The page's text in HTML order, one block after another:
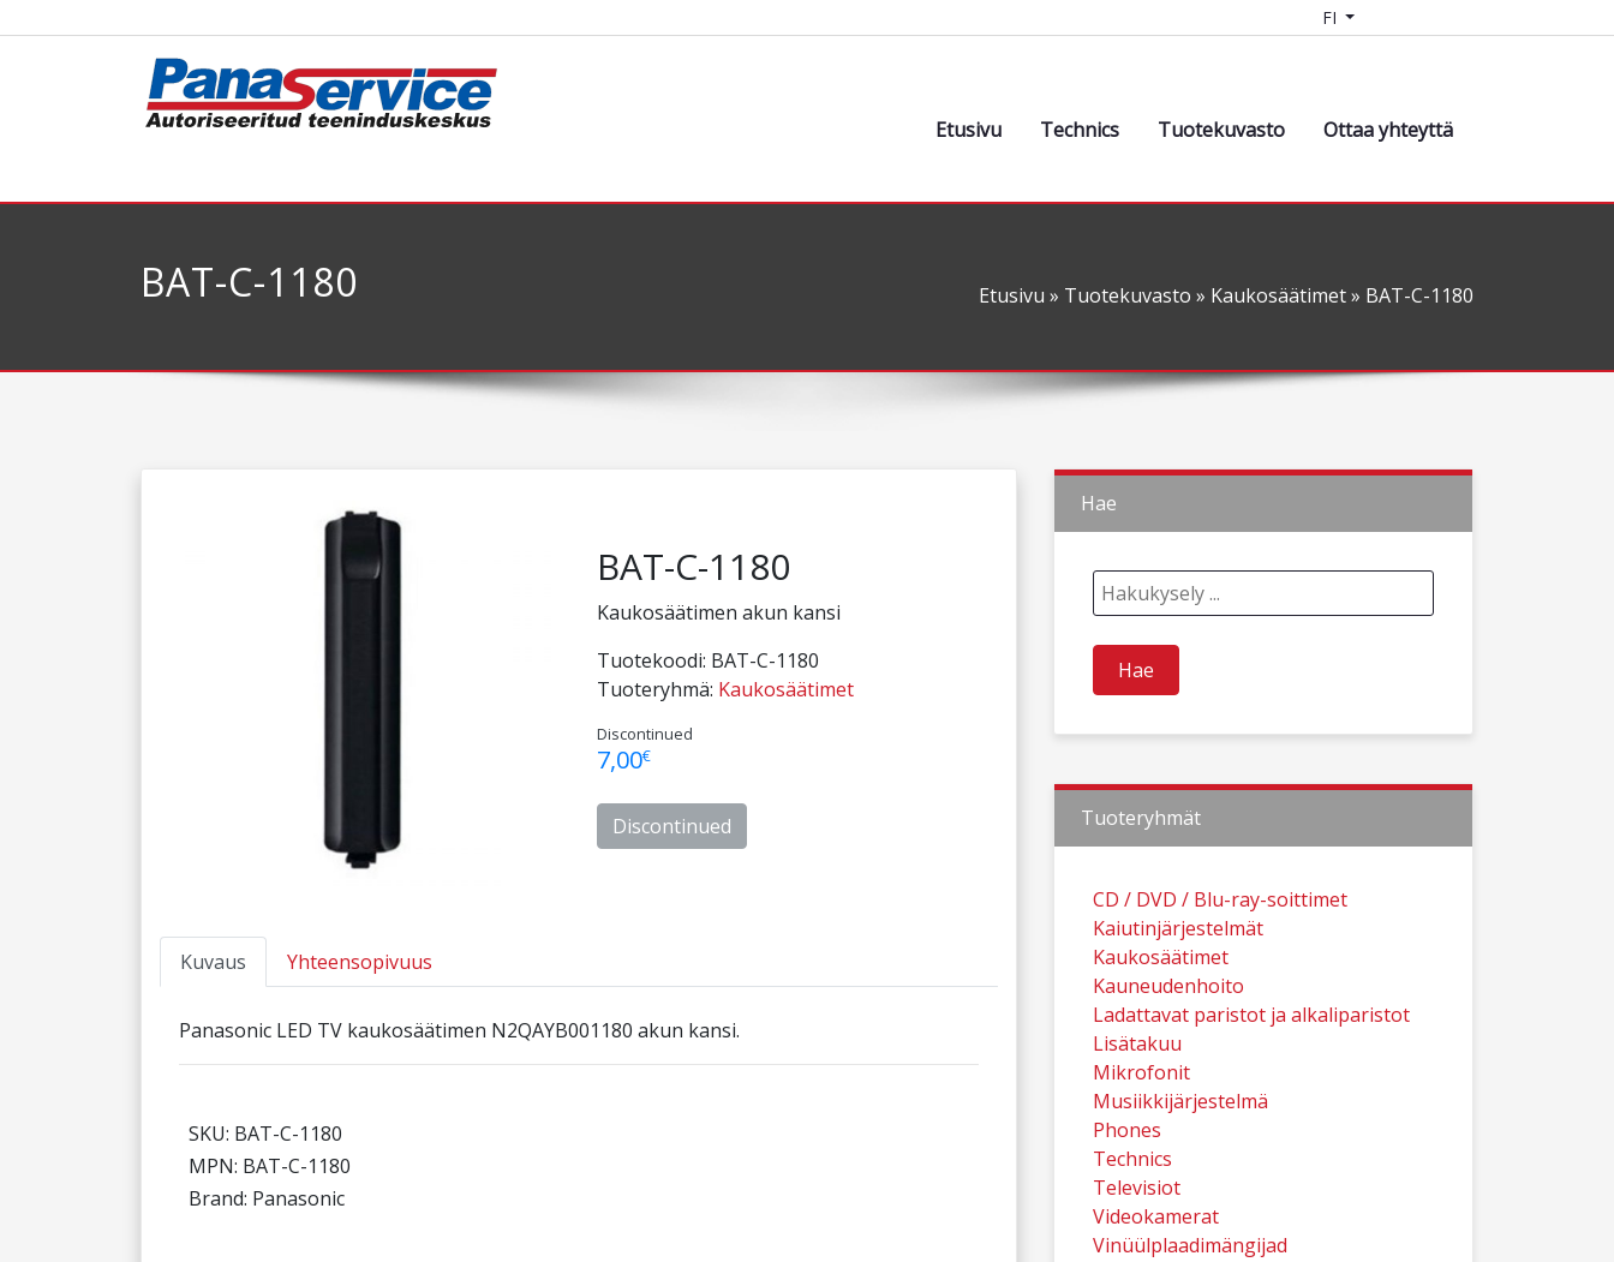
FI
Etusivu Technics Tuotekuvasto Ottaa yhteyttä
BAT-C-1180 Etusivu » Tuotekuvasto » Kaukosäätimet» BAT-C-1180
BAT-C-1180
Kaukosäätimen akun kansi
Tuotekoodi: BAT-C-1180
Tuoteryhmä: Kaukosäätimet
Discontinued
7,00€
Discontinued
Kuvaus Yhteensopivuus
Panasonic LED TV kaukosäätimen N2QAYB001180 akun kansi.
SKU: BAT-C-1180
MPN: BAT-C-1180
Brand: Panasonic
Hae
Tuoteryhmät
CD / DVD / Blu-ray-soittimet
Kaiutinjärjestelmät
Kaukosäätimet
Kauneudenhoito
Ladattavat paristot ja alkaliparistot
Lisätakuu
Mikrofonit
Musiikkijärjestelmä
Phones
Technics
Televisiot
Videokamerat
Vinüülplaadimängijad